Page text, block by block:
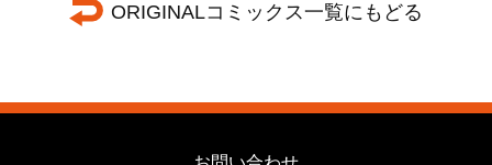
ORIGINALコミックス一覧にもどる